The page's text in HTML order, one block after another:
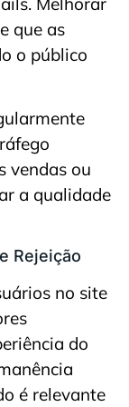
que as
o público
vendas ou
a qualidade
Rejeição
no site
do
é relevante